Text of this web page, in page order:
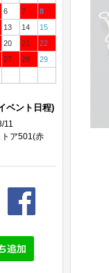
6 7
8
13 14
15
20 21
22
27 28
29
ベント日程)
8-8/11
ア501(赤